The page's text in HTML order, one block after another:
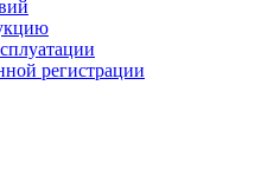
регистрации